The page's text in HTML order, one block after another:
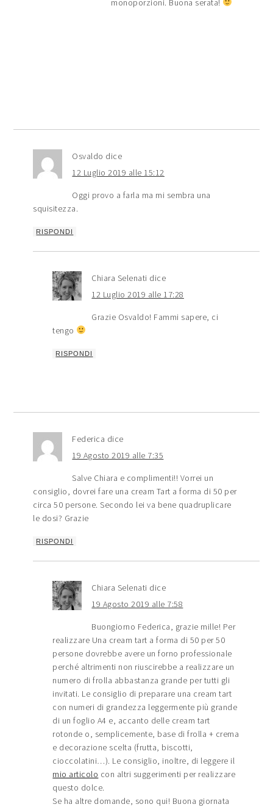
monoporzioni. Buona serata!
Osvaldo dice
12 Luglio 2019 alle 15:12
Oggi provo a farla ma mi sembra una
squisitezza.
RISPONDI
Chiara Selenati dice
12 Luglio 2019 alle 17:28
Grazie Osvaldo! Fammi sapere, ci
tengo
RISPONDI
Federica dice
19 Agosto 2019 alle 7:35
Salve Chiara e complimenti!! Vorrei un
consiglio, dovrei fare una cream Tart a forma di 50 per
circa 50 persone. Secondo lei va bene quadruplicare
le dosi? Grazie
RISPONDI
Chiara Selenati dice
19 Agosto 2019 alle 7:58
Buongiorno Federica, grazie mille! Per
realizzare Una cream tart a forma di 50 per 50
persone dovrebbe avere un forno professionale
perché altrimenti non riuscirebbe a realizzare un
numero di frolla abbastanza grande per tutti gli
invitati. Le consiglio di preparare una cream tart
con numeri di grandezza leggermente più grande
di un foglio A4 e, accanto delle cream tart
rotonde o, semplicemente, base di frolla + crema
e decorazione scelta (frutta, biscotti,
cioccolatini…). Le consiglio, inoltre, di leggere il
mio articolo con altri suggerimenti per realizzare
questo dolce.
Se ha altre domande, sono qui! Buona giornata